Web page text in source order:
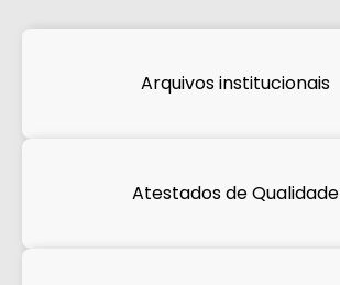
Arquivos institucionais
Atestados de Qualidade